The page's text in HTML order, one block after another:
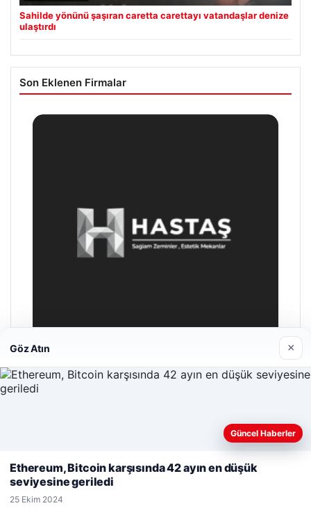
Sahilde yönünü şaşıran caretta carettayı vatandaşlar denize
ulaştırdı
Son Eklenen Firmalar
Prenses Night Club
Web sitemizi nasıl kullandığınızı daha iyi anlayabilmek,
kullanıyoruz.Çerez Politikamız
Reddet
Göz Atın ×
Güncel Haberler
Ethereum, Bitcoin karşısında 42 ayın en düşük
seviyesine geriledi
25 Ekim 2024